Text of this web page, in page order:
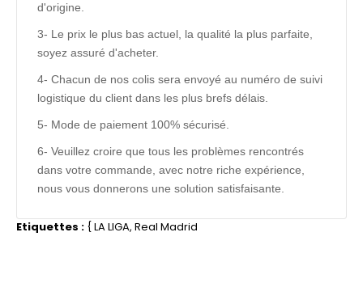
d'origine.
3- Le prix le plus bas actuel, la qualité la plus parfaite,
soyez assuré d'acheter.
4- Chacun de nos colis sera envoyé au numéro de suivi
logistique du client dans les plus brefs délais.
5- Mode de paiement 100% sécurisé.
6- Veuillez croire que tous les problèmes rencontrés
dans votre commande, avec notre riche expérience,
nous vous donnerons une solution satisfaisante.
Etiquettes : {LA LIGA, Real Madrid